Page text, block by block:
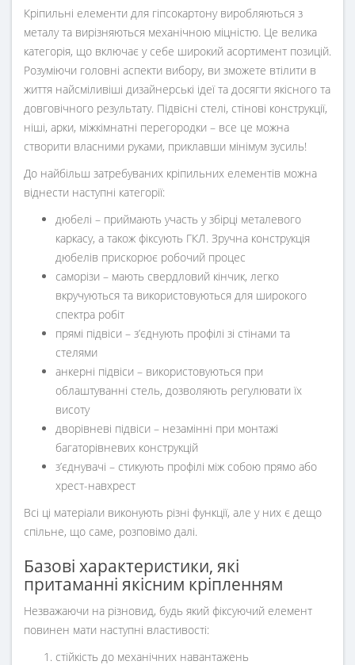
Кріпильні елементи для гіпсокартону виробляються з
металу та вирізняються механічною міцністю. Це велика
категорія, що включає у себе широкий асортимент позицій.
Розуміючи головні аспекти вибору, ви зможете втілити в
життя найсміливіші дизайнерські ідеї та досягти якісного та
довговічного результату. Підвісні стелі, стінові конструкції,
ніші, арки, міжкімнатні перегородки – все це можна
створити власними руками, приклавши мінімум зусиль!
До найбільш затребуваних кріпильних елементів можна
віднести наступні категорії:
дюбелі – приймають участь у збірці металевого
каркасу, а також фіксують ГКЛ. Зручна конструкція
дюбелів прискорює робочий процес
саморізи – мають свердловий кінчик, легко
вкручуються та використовуються для широкого
спектра робіт
прямі підвіси – з’єднують профілі зі стінами та
стелями
анкерні підвіси – використовуються при
облаштуванні стель, дозволяють регулювати їх
висоту
дворівневі підвіси – незамінні при монтажі
багаторівневих конструкцій
з’єднувачі – стикують профілі між собою прямо або
хрест-навхрест
Всі ці матеріали виконують різні функції, але у них є дещо
спільне, що саме, розповімо далі.
Базові характеристики, які
притаманні якісним кріпленням
Незважаючи на різновид, будь який фіксуючий елемент
повинен мати наступні властивості:
стійкість до механічних навантажень